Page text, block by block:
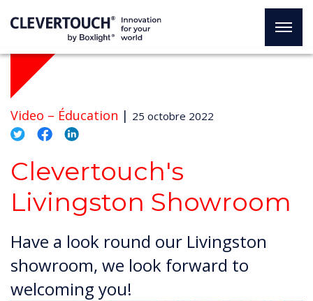
Video – Éducation | 25 octobre 2022
Clevertouch's
Livingston Showroom
Have a look round our Livingston
showroom, we look forward to
welcoming you!